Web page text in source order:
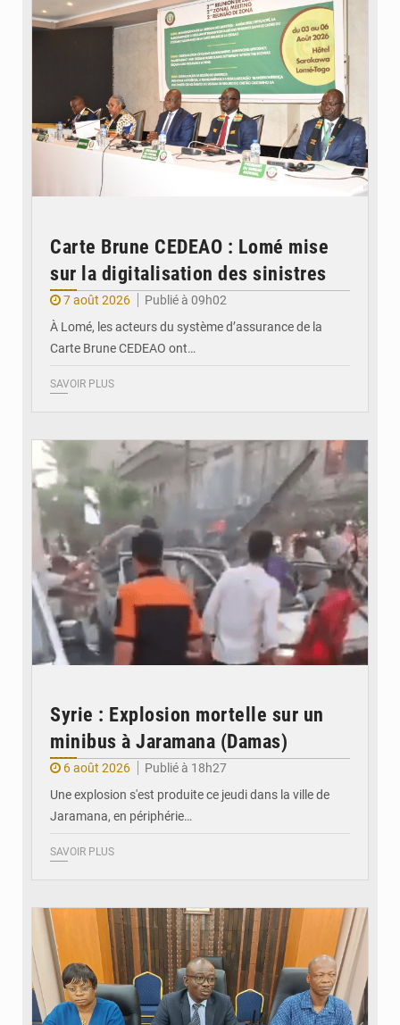
Carte Brune CEDEAO : Lomé mise
sur la digitalisation des sinistres
7 août 2026
Publié à 09h02
À Lomé, les acteurs du système d’assurance de la
Carte Brune CEDEAO ont…
SAVOIR PLUS
Syrie : Explosion mortelle sur un
minibus à Jaramana (Damas)
6 août 2026
Publié à 18h27
Une explosion s'est produite ce jeudi dans la ville de
Jaramana, en périphérie…
SAVOIR PLUS